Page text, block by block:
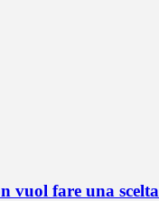
vuol fare una scelta